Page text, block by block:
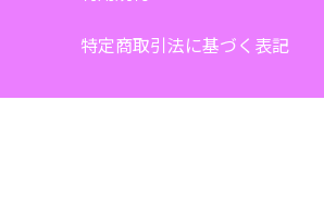
特定商取引法に基づく表記